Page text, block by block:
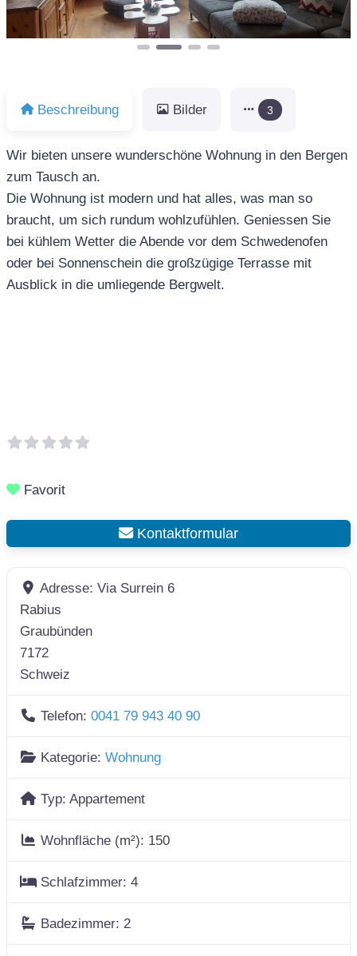
Beschreibung Bilder 3
Wir bieten unsere wunderschöne Wohnung in den Bergen
zum Tausch an.
Die Wohnung ist modern und hat alles, was man so
braucht, um sich rundum wohlzufühlen. Geniessen Sie
bei kühlem Wetter die Abende vor dem Schwedenofen
oder bei Sonnenschein die großzügige Terrasse mit
Ausblick in die umliegende Bergwelt.
Favorit
Kontaktformular
Adresse:Via Surrein 6
Rabius
Graubünden
7172
Schweiz
Telefon:0041 79 943 40 90
Kategorie:Wohnung
Typ:Appartement
Wohnfläche (m²): 150
Schlafzimmer:4
Badezimmer: 2